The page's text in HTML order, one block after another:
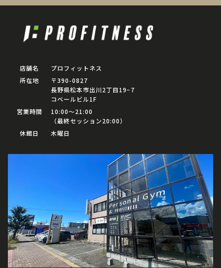
店舗名
プロフィットネス
所在地
〒390-0827
長野県松本市出川2丁目19−7
コベールビル1F
営業時間
10:00〜21:00
（最終セッション20:00）
休館日
木曜日